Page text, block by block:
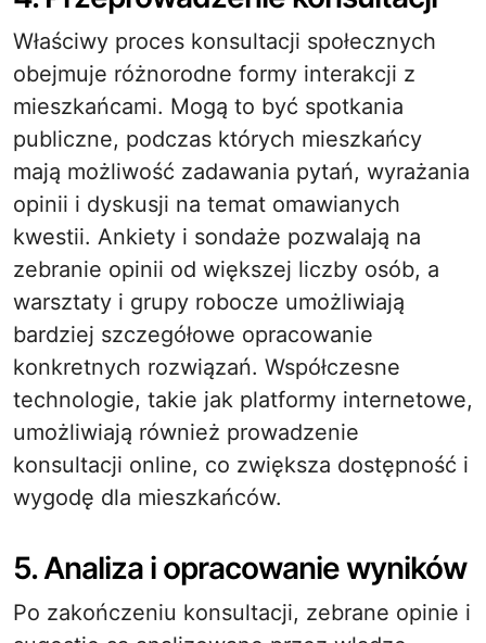
Właściwy proces konsultacji społecznych
obejmuje różnorodne formy interakcji z
mieszkańcami. Mogą to być spotkania
publiczne, podczas których mieszkańcy
mają możliwość zadawania pytań, wyrażania
opinii i dyskusji na temat omawianych
kwestii. Ankiety i sondaże pozwalają na
zebranie opinii od większej liczby osób, a
warsztaty i grupy robocze umożliwiają
bardziej szczegółowe opracowanie
konkretnych rozwiązań. Współczesne
technologie, takie jak platformy internetowe,
umożliwiają również prowadzenie
konsultacji online, co zwiększa dostępność i
wygodę dla mieszkańców.
5. Analiza i opracowanie wyników
Po zakończeniu konsultacji, zebrane opinie i